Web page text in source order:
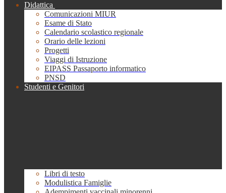
Didattica
Comunicazioni MIUR
Esame di Stato
Calendario scolastico regionale
Orario delle lezioni
Progetti
Viaggi di Istruzione
EIPASS Passaporto informatico
PNSD
Studenti e Genitori
Libri di testo
Modulistica Famiglie